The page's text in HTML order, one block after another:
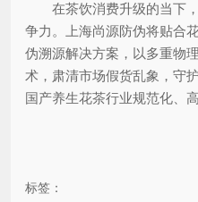
在茶饮消费升级的当下，
争力。上海尚源防伪将贴合
伪溯源解决方案，以多重物
术，肃清市场假货乱象，守
国产养生花茶行业规范化、
标签：